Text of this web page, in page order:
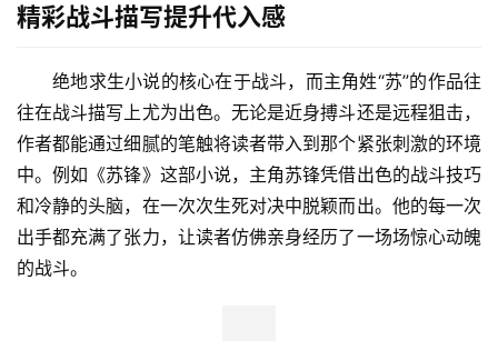
精彩战斗描写提升代入感
绝地求生小说的核心在于战斗，而主角姓“苏”的作品往
往在战斗描写上尤为出色。无论是近身搏斗还是远程狙击，
作者都能通过细腻的笔触将读者带入到那个紧张刺激的环境
中。例如《苏锋》这部小说，主角苏锋凭借出色的战斗技巧
和冷静的头脑，在一次次生死对决中脱颖而出。他的每一次
出手都充满了张力，让读者仿佛亲身经历了一场场惊心动魄
的战斗。